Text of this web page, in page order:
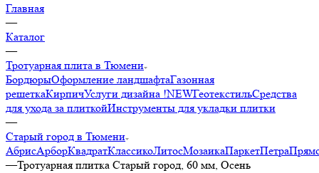
Главная
—
Каталог
—
Тротуарная плита в Тюмени
БордюрыОформление ландшафтаГазонная
решеткаКирпичУслуги дизайна !NEWГеотекстильСредства
для ухода за плиткойИнструменты для укладки плитки
—
Старый город в Тюмени
АбрисАрборКвадратКлассикоЛитосМозаикаПаркетПетра
—Тротуарная плитка Старый город, 60 мм, Осень